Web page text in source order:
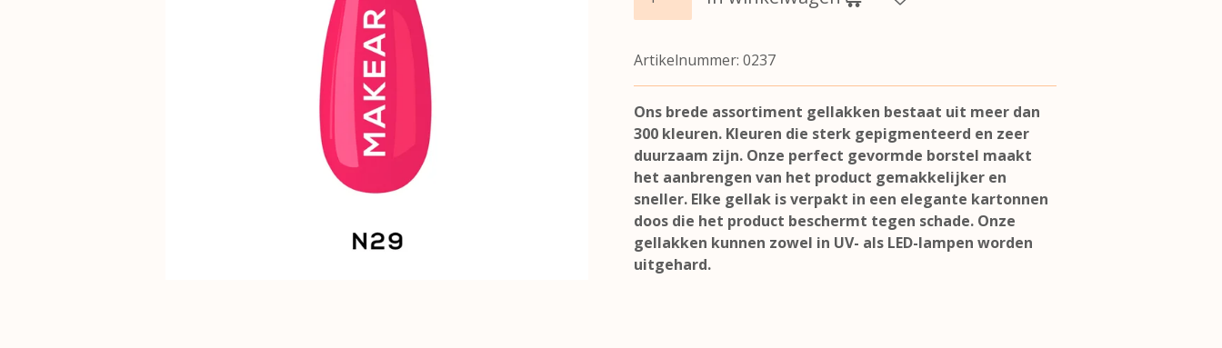
Artikelnummer: 0237
Ons brede assortiment gellakken bestaat uit meer dan
300 kleuren. Kleuren die sterk gepigmenteerd en zeer
duurzaam zijn. Onze perfect gevormde borstel maakt
het aanbrengen van het product gemakkelijker en
sneller. Elke gellak is verpakt in een elegante kartonnen
doos die het product beschermt tegen schade. Onze
gellakken kunnen zowel in UV- als LED-lampen worden
uitgehard.